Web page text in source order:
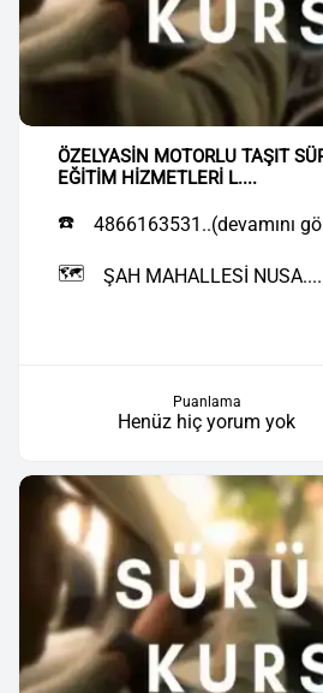
ÖZELYASİN MOTORLU TAŞIT
EĞİTİM HİZMETLERİ L....
☎️ 4866163531..(devamını
🗺️ ŞAH MAHALLESİ NUSA....
Puanlama
Henüz hiç yorum yok